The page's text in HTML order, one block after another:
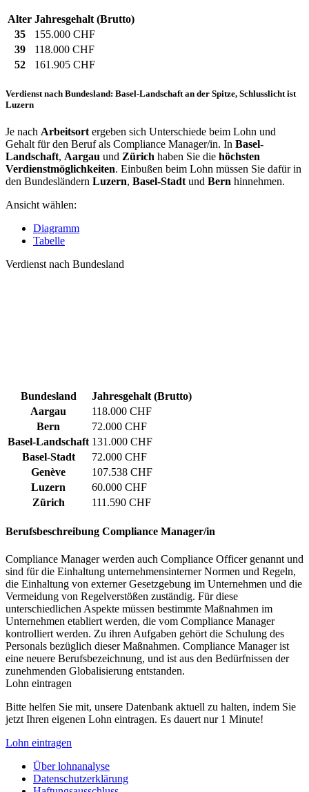
Alter Jahresgehalt (Brutto)
35
155.000 CHF
39
118.000 CHF
52
161.905 CHF
Verdienst nach Bundesland: Basel-Landschaft an der Spitze, Schlusslicht ist
Luzern
Je nach Arbeitsort ergeben sich Unterschiede beim Lohn und
Gehalt für den Beruf als Compliance Manager/in. In Basel-
Landschaft, Aargau und Zürich haben Sie die höchsten
Verdienstmöglichkeiten. Einbußen beim Lohn müssen Sie dafür in
den Bundesländern Luzern, Basel-Stadt und Bern hinnehmen.
Ansicht wählen:
Diagramm
Tabelle
Verdienst nach Bundesland
Bundesland
Jahresgehalt (Brutto)
Aargau
118.000 CHF
Bern
72.000 CHF
Basel-Landschaft 131.000 CHF
Basel-Stadt
72.000 CHF
Genève
107.538 CHF
Luzern
60.000 CHF
Zürich
111.590 CHF
Berufsbeschreibung Compliance Manager/in
Compliance Manager werden auch Compliance Officer genannt und
sind für die Einhaltung unternehmensinterner Normen und Regeln,
die Einhaltung von externer Gesetzgebung im Unternehmen und die
Vermeidung von Regelverstößen zuständig. Für diese
unterschiedlichen Aspekte müssen bestimmte Maßnahmen im
Unternehmen etabliert werden, die vom Compliance Manager
kontrolliert werden. Zu ihren Aufgaben gehört die Schulung des
Personals bezüglich dieser Maßnahmen. Compliance Manager ist
eine neuere Berufsbezeichnung, und ist aus den Bedürfnissen der
zunehmenden Globalisierung entstanden.
Lohn eintragen
Bitte helfen Sie mit, unsere Datenbank aktuell zu halten, indem Sie
jetzt Ihren eigenen Lohn eintragen. Es dauert nur 1 Minute!
Lohn eintragen
Über lohnanalyse
Datenschutzerklärung